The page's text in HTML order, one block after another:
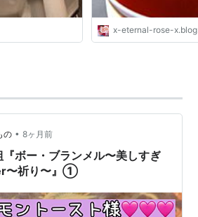
x-eternal-rose-
の • 8ヶ月前
ボー・ブランメル〜美しすぎ
〜祈り〜』①